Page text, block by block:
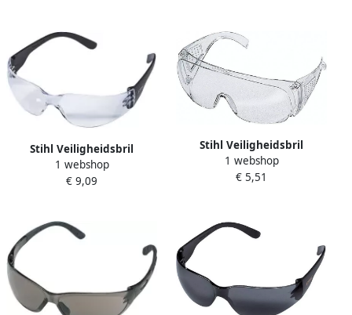
Stihl Veiligheidsbril
Function Light | helder
00008840361
1 webshop
€ 9,09
Stihl Veiligheidsbril
Function Standard | helder
00008840367
1 webshop
€ 5,51